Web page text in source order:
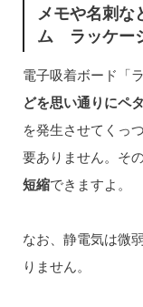
メモや名刺な
ム ラッケー
電子吸着ボード「
どを思い通りにペ
を発生させてくっ
要ありません。その
短縮できますよ。
なお、静電気は微
りません。